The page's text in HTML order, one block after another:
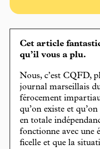
Cet article
qu’il vous a plu.
Nous, c’est CQFD,
journal marseillais
férocement
qu’on existe et
en totale
fonctionne avec une
ficelle et que la